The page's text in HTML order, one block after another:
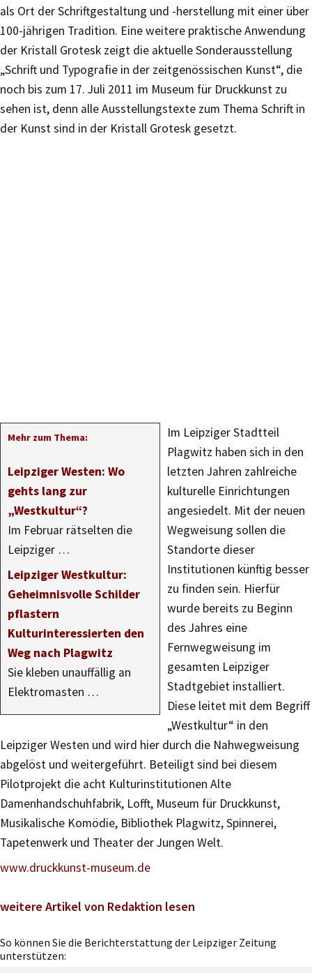
als Ort der Schriftgestaltung und -herstellung mit einer über
100-jährigen Tradition. Eine weitere praktische Anwendung
der Kristall Grotesk zeigt die aktuelle Sonderausstellung
„Schrift und Typografie in der zeitgenössischen Kunst“, die
noch bis zum 17. Juli 2011 im Museum für Druckkunst zu
sehen ist, denn alle Ausstellungstexte zum Thema Schrift in
der Kunst sind in der Kristall Grotesk gesetzt.
Mehr zum Thema:
Leipziger Westen: Wo
gehts lang zur
„Westkultur“?
Im Februar rätselten die
Leipziger …
Leipziger Westkultur:
Geheimnisvolle Schilder
pflastern
Kulturinteressierten den
Weg nach Plagwitz
Sie kleben unauffällig an
Elektromasten …
Im Leipziger Stadtteil
Plagwitz haben sich in den
letzten Jahren zahlreiche
kulturelle Einrichtungen
angesiedelt. Mit der neuen
Wegweisung sollen die
Standorte dieser
Institutionen künftig besser
zu finden sein. Hierfür
wurde bereits zu Beginn
des Jahres eine
Fernwegweisung im
gesamten Leipziger
Stadtgebiet installiert.
Diese leitet mit dem Begriff
„Westkultur“ in den
Leipziger Westen und wird hier durch die Nahwegweisung
abgelöst und weitergeführt. Beteiligt sind bei diesem
Pilotprojekt die acht Kulturinstitutionen Alte
Damenhandschuhfabrik, Lofft, Museum für Druckkunst,
Musikalische Komödie, Bibliothek Plagwitz, Spinnerei,
Tapetenwerk und Theater der Jungen Welt.
www.druckkunst-museum.de
weitere Artikel von Redaktion lesen
So können Sie die Berichterstattung der Leipziger Zeitung
unterstützen: